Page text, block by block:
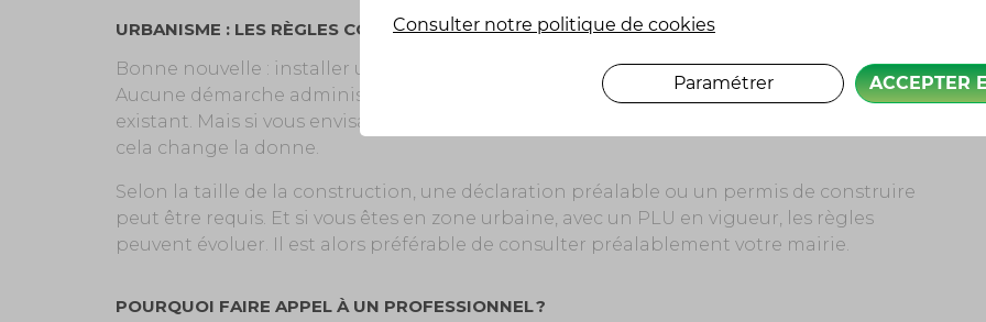
URBANISME : LES RÈGLES CÔTÉ FAÇADE
Bonne nouvelle : installer une borne ne nécessite pas d’autorisation d’urbanisme.
Aucune démarche administrative n’est exigée pour un boîtier mural posé sur un mur
existant. Mais si vous envisagez la construction d’un abri, d’un carport ou d’un garage,
cela change la donne.
Selon la taille de la construction, une déclaration préalable ou un permis de construire
peut être requis. Et si vous êtes en zone urbaine, avec un PLU en vigueur, les règles
peuvent évoluer. Il est alors préférable de consulter préalablement votre mairie.
POURQUOI FAIRE APPEL À UN PROFESSIONNEL ?
Consulter notre politique de cookies
ACCEPTER
Paramétrer